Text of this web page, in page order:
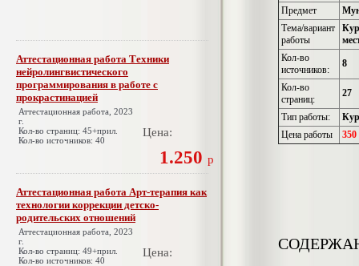
Аттестационная работа Техники
нейролингвистического
программирования в работе с
прокрастинацией
Аттестационная работа, 2023
г.
Кол-во страниц: 45+прил.
Кол-во источников: 40
Цена:
1.250 р
Аттестационная работа Арт-терапия как
технологии коррекции детско-
родительских отношений
Аттестационная работа, 2023
г.
Кол-во страниц: 49+прил.
Кол-во источников: 40
Цена:
Предмет
Тема/вариант
работы
Кол-во
источников:
8
Кол-во
страниц:
27
Тип работы:
Цена работы
350